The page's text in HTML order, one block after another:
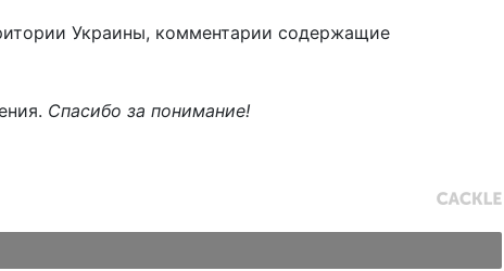
Украины, комментарии содержащие
Спасибо за понимание!